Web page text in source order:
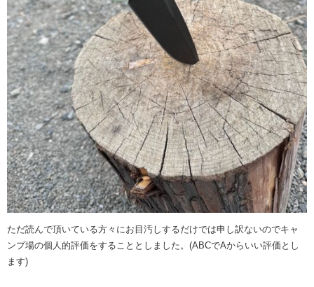
ただ読んで頂いている方々にお目汚しするだけでは申し訳ないのでキャ
ンプ場の個人的評価をすることとしました。(ABCでAからいい評価とし
ます)